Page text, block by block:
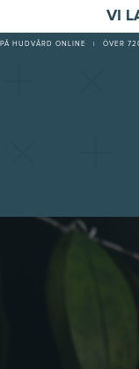
VI
HUDVÅRD ONLINE ÖVER